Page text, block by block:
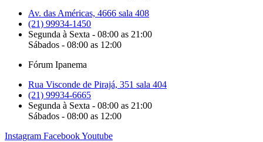
Av. das Américas, 4666 sala 408
(21) 99934-1450
Segunda à Sexta - 08:00 as 21:00
Sábados - 08:00 as 12:00
Fórum Ipanema
Rua Visconde de Pirajá, 351 sala 404
(21) 99934-6665
Segunda à Sexta - 08:00 as 21:00
Sábados - 08:00 as 12:00
Instagram FacebookYoutube